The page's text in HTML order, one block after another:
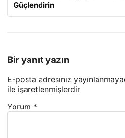
Güçlendirin
Bir yanıt yazın
E-posta adresiniz
ile işaretlenmişlerdir
Yorum *